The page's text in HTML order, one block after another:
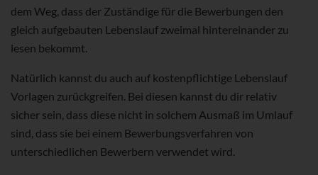
dem Weg, dass der Zuständige für die Bewerbungen den
gleich aufgebauten Lebenslauf zweimal hintereinander zu
lesen bekommt.
Natürlich kannst du auch auf kostenpflichtige Lebenslauf
Vorlagen zurückgreifen. Bei diesen kannst du dir relativ
sicher sein, dass diese nicht in solchem Ausmaß im Umlauf
sind, dass sie bei einem Bewerbungsverfahren von
unterschiedlichen Bewerbern verwendet wird.